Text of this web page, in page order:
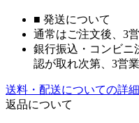
■ 発送について
通常はご注文後、3
銀行振込・コンビニ
認が取れ次第、3営
送料・配送についての詳
返品について